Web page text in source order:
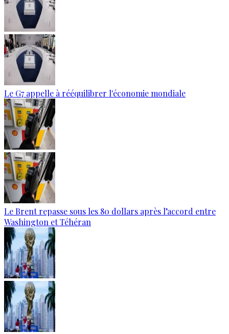
Le G7 appelle à rééquilibrer l'économie mondiale
Le Brent repasse sous les 80 dollars après l’accord entre
Washington et Téhéran